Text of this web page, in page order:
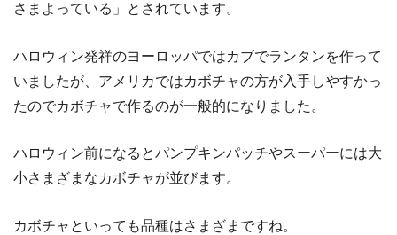
さまよっている」とされています。
ハロウィン発祥のヨーロッパではカブでランタンを作って
いましたが、アメリカではカボチャの方が入手しやすかっ
たのでカボチャで作るのが一般的になりました。
ハロウィン前になるとパンプキンパッチやスーパーには大
小さまざまなカボチャが並びます。
カボチャといっても品種はさまざまですね。